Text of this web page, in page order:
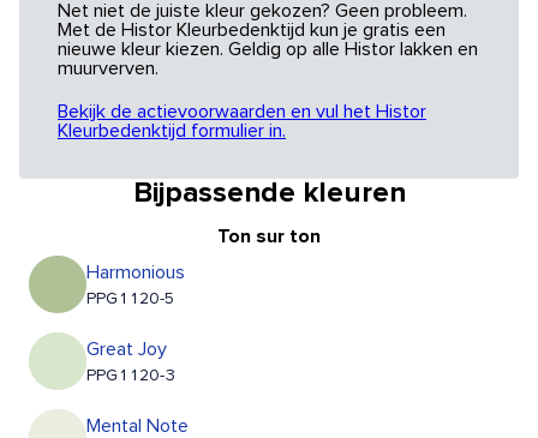
Net niet de juiste kleur gekozen? Geen probleem.
Met de Histor Kleurbedenktijd kun je gratis een
nieuwe kleur kiezen. Geldig op alle Histor lakken en
muurverven.
Bekijk de actievoorwaarden en vul het Histor
Kleurbedenktijd formulier in.
Bijpassende kleuren
Ton sur ton
Harmonious
PPG1120-5
Great Joy
PPG1120-3
Mental Note